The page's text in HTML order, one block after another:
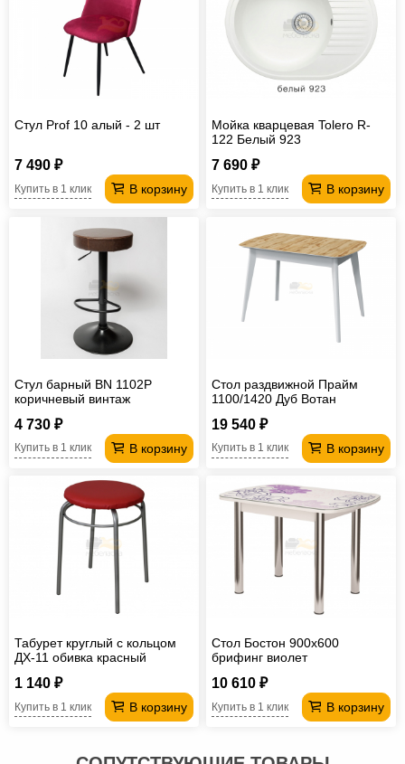
Стул Prof 10 алый - 2 шт
7 490 ₽
В корзину
Купить в 1 клик
Мойка кварцевая Tolero R-
122 Белый 923
7 690 ₽
В корзину
Купить в 1 клик
Стул барный BN 1102P
коричневый винтаж
4 730 ₽
В корзину
Купить в 1 клик
Стол раздвижной Прайм
1100/1420 Дуб Вотан
19 540 ₽
В корзину
Купить в 1 клик
Табурет круглый с кольцом
ДХ-11 обивка красный
1 140 ₽
В корзину
Купить в 1 клик
Стол Бостон 900х600
брифинг виолет
10 610 ₽
В корзину
Купить в 1 клик